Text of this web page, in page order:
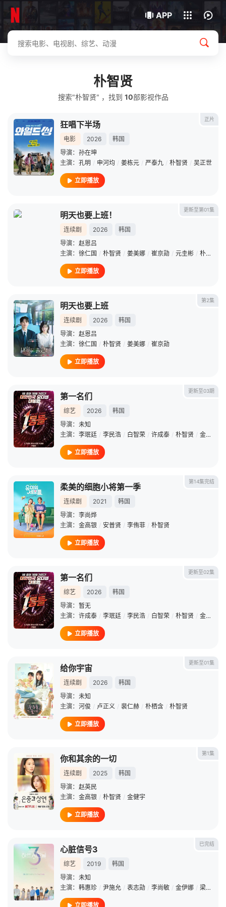
APP
下载客户端
我的观影记录
朴智贤
搜索"朴智贤" ，找到 10部影视作品
正片
狂唱下半场
电影 2026
韩国
导演： 孙在坤
主演： 孔明 / 申河均 / 姜栋元 / 严泰九 / 朴智贤 / 吴正世
立即播放
更新至第01集
明天也要上班！
连续剧 2026
韩国
导演： 赵恩吕
主演： 徐仁国 / 朴智贤 / 姜美娜 / 崔京勋 / 元圭彬 / 朴艺荣
立即播放
第2集
明天也要上班
连续剧 2026
韩国
导演： 赵恩吕
主演： 徐仁国 / 朴智贤 / 姜美娜 / 崔京勋
立即播放
更新至03期
第一名们
综艺 2026
韩国
导演： 未知
主演： 李珉廷 / 李民浩 / 白智荣 / 许成泰 / 朴智贤 / 金采源
立即播放
第14集完结
柔美的细胞小将第一季
连续剧 2021
韩国
导演： 李尚烨
主演： 金高银 / 安普贤 / 李侑菲 / 朴智贤
立即播放
更新至02集
第一名们
综艺 2026
韩国
导演： 暂无
主演： 许成泰 / 李珉廷 / 李民浩 / 白智荣 / 朴智贤 / 金采源
立即播放
更新至01集
给你宇宙
连续剧 2026
韩国
导演： 未知
主演： 河俊 / 卢正义 / 裴仁赫 / 朴栖含 / 朴智贤
立即播放
第1集
你和其余的一切
连续剧 2025
韩国
导演： 赵英民
主演： 金高银 / 朴智贤 / 金健宇
立即播放
已完结
心脏信号3
综艺 2019
韩国
导演： 未知
主演： 韩惠珍 / 尹施允 / 表志勋 / 李尚敏 / 金伊娜 / 梁宰雄
立即播放